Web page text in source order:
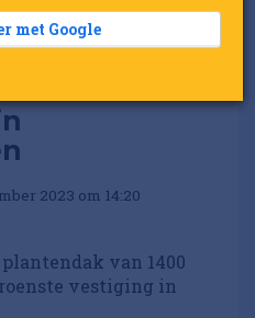
2023 om 14:20
van 1400
vestiging in
met Google